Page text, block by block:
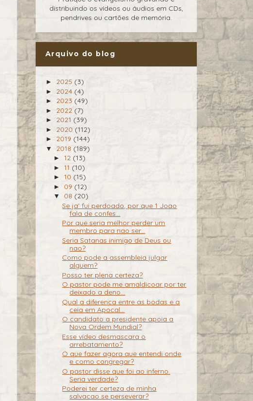
distribuindo os vídeos ou áudios em CDs,
pendrives ou cartões de memória.
Arquivo do blog
► 2025 (3)
► 2024 (4)
► 2023 (49)
► 2022 (7)
► 2021 (39)
► 2020 (112)
► 2019 (144)
▼ 2018 (189)
►12 (13)
►11 (10)
►10 (15)
► 09 (12)
▼ 08 (20)
Se ja' fui perdoado, por que 1 Joao
fala de confes...
Por que seria melhor perder um
membro para nao ser...
Seria Satanas inimigo de Deus ou
nao?
Como pode a assembleia julgar
alguem?
Posso ter plena certeza?
O pastor pode me amaldicoar por ter
deixado a deno...
Qual a diferenca entre as bodas e a
ceia em Apocal...
O candidato a presidente apoia a
Nova Ordem Mundial?
Esse vídeo desmascara o
arrebatamento?
O que fazer agora que entendi onde
e como congregar?
O pastor disse que foi ao inferno.
Seria verdade?
Poderei ter certeza de minha
salvacao se perseverar?